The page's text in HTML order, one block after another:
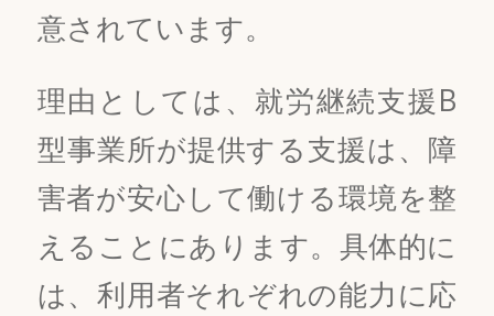
意されています。
理由としては、就労継続支援B
型事業所が提供する支援は、障
害者が安心して働ける環境を整
えることにあります。具体的に
は、利用者それぞれの能力に応